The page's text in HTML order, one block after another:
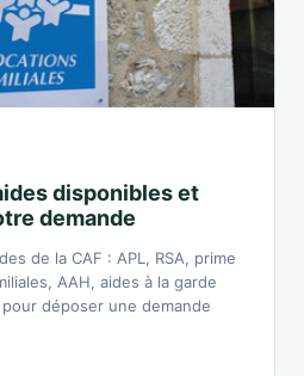
disponibles et
demande
de la CAF : APL, RSA, prime
AAH, aides à la garde
déposer une demande